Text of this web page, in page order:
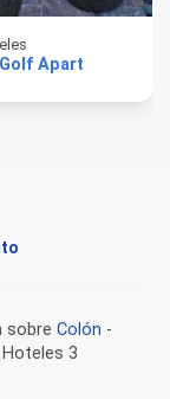
Apart
sobre Colón -
3